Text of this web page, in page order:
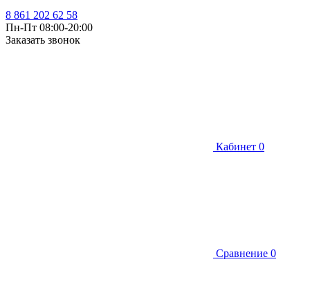
8 861 202 62 58
Пн-Пт 08:00-20:00
Заказать звонок
Кабинет 0
Сравнение 0